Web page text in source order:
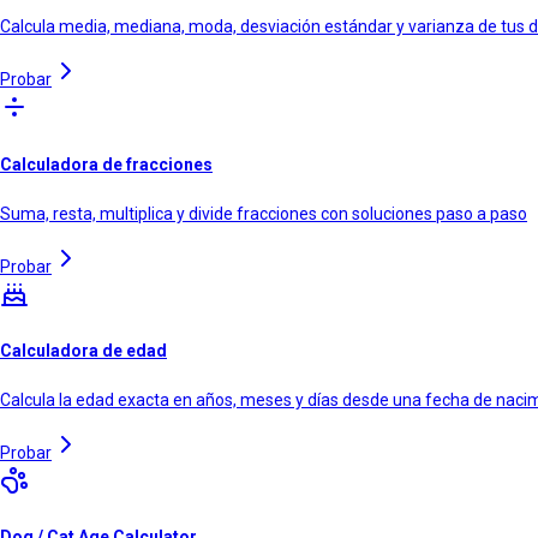
Calcula media, mediana, moda, desviación estándar y varianza de tus
Probar
Calculadora de fracciones
Suma, resta, multiplica y divide fracciones con soluciones paso a paso
Probar
Calculadora de edad
Calcula la edad exacta en años, meses y días desde una fecha de
Probar